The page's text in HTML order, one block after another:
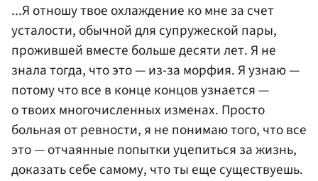
...Я отношу твое охлаждение ко мне за счет
усталости, обычной для супружеской пары,
прожившей вместе больше десяти лет. Я не
знала тогда, что это — из-за морфия. Я узнаю —
потому что все в конце концов узнается —
о твоих многочисленных изменах. Просто
больная от ревности, я не понимаю того, что все
это — отчаянные попытки уцепиться за жизнь,
доказать себе самому, что ты еще существуешь.